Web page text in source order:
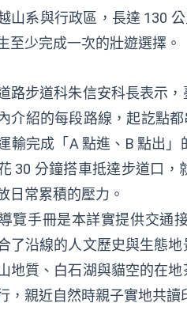
山系與行政區，長達 130
至少完成一次的壯遊選擇。
路步道科朱信安科長表示
介紹的每段路線，起訖點
輸完成「A 點進、B 點出
30 分鐘搭車抵達步道口
日常累積的壓力。
覽手冊是本詳實提供交通
了沿線的人文歷史與生態
地質、白石湖與貓空的在
，親近自然時親子實地共讀